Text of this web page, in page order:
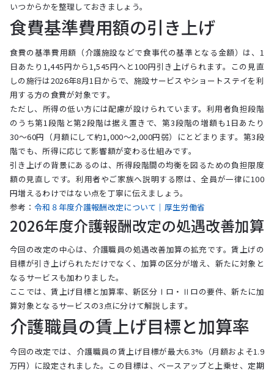
いつからかを整理しておきましょう。
食費基準費用額の引き上げ
食費の基準費用額（介護施設などで食事代の基準となる金額）は、1
日あたり1,445円から1,545円へと100円引き上げられます。この見直
しの施行は2026年8月1日からで、施設サービスやショートステイを利
用する方の食費が対象です。
ただし、所得の低い方には配慮が設けられています。利用者負担段階
のうち第1段階と第2段階は据え置きで、第3段階の増額も1日あたり
30〜60円（月額にして約1,000〜2,000円弱）にとどまります。第3段
階でも、所得に応じて影響額が変わる仕組みです。
引き上げの背景にあるのは、所得段階間の均衡を図るための負担限度
額の見直しです。利用者やご家族へ説明する際は、全員が一律に100
円増えるわけではない点を丁寧に伝えましょう。
参考： 令和８年度介護報酬改定について｜厚生労働省
2026年度介護報酬改定の処遇改善加算
今回の改定の中心は、介護職員の処遇改善加算の拡充です。賃上げの
目標が引き上げられただけでなく、加算の区分が増え、新たに対象と
なるサービスも加わりました。
ここでは、賃上げ目標と加算率、新区分Ⅰロ・Ⅱロの要件、新たに加
算対象となるサービスの3点に分けて解説します。
介護職員の賃上げ目標と加算率
今回の改定では、介護職員の賃上げ目標が最大6.3%（月額およそ1.9
万円）に設定されました。この目標は、ベースアップと上乗せ、定期